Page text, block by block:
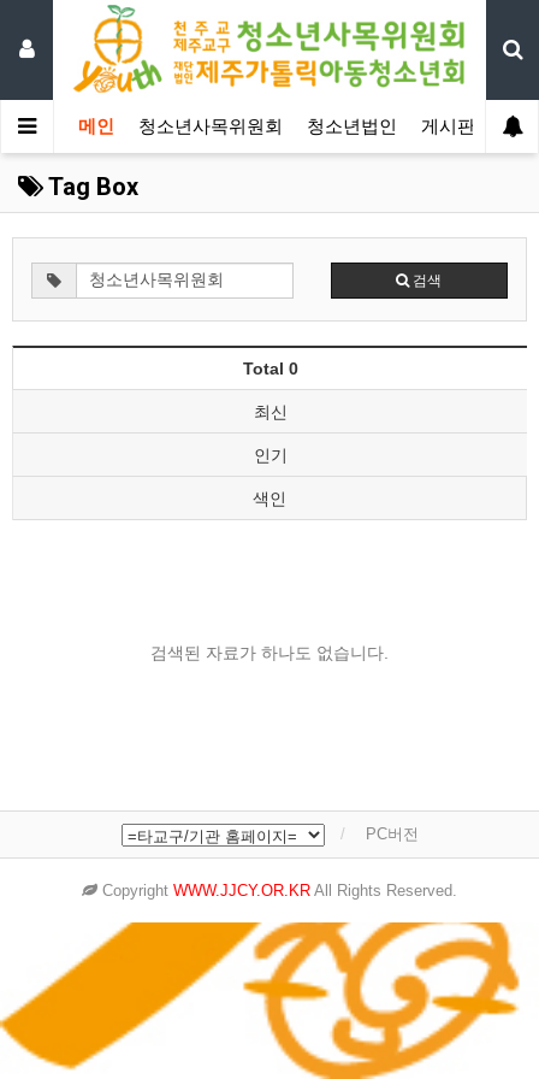
메인 청소년사목위원회 청소년법인 게시판 자
Tag Box
검색
Total 0
최신
인기
색인
검색된 자료가 하나도 없습니다.
PC버전
Copyright WWW.JJCY.OR.KR All Rights Reserved.